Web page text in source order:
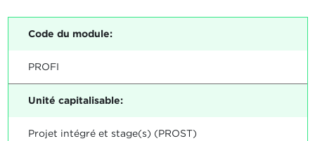
Code du module:
PROFI
Unité capitalisable:
Projet intégré et stage(s) (PROST)